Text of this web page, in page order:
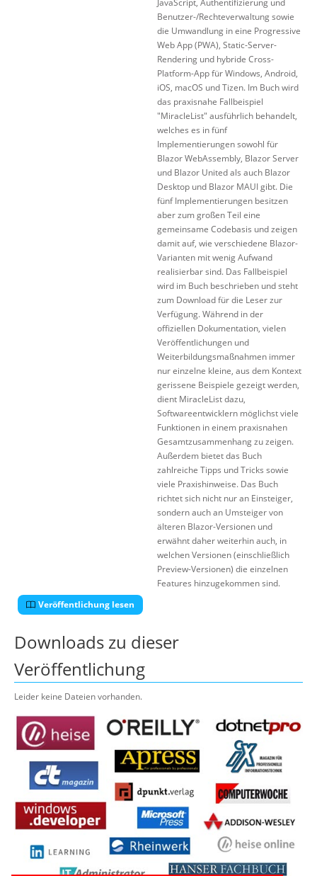
JavaScript, Authentifizierung und
Benutzer-/Rechteverwaltung sowie
die Umwandlung in eine Progressive
Web App (PWA), Static-Server-
Rendering und hybride Cross-
Platform-App für Windows, Android,
iOS, macOS und Tizen. Im Buch wird
das praxisnahe Fallbeispiel
"MiracleList" ausführlich behandelt,
welches es in fünf
Implementierungen sowohl für
Blazor WebAssembly, Blazor Server
und Blazor United als auch Blazor
Desktop und Blazor MAUI gibt. Die
fünf Implementierungen besitzen
aber zum großen Teil eine
gemeinsame Codebasis und zeigen
damit auf, wie verschiedene Blazor-
Varianten mit wenig Aufwand
realisierbar sind. Das Fallbeispiel
wird im Buch beschrieben und steht
zum Download für die Leser zur
Verfügung. Während in der
offiziellen Dokumentation, vielen
Veröffentlichungen und
Weiterbildungsmaßnahmen immer
nur einzelne kleine, aus dem Kontext
gerissene Beispiele gezeigt werden,
dient MiracleList dazu,
Softwareentwicklern möglichst viele
Funktionen in einem praxisnahen
Gesamtzusammenhang zu zeigen.
Außerdem bietet das Buch
zahlreiche Tipps und Tricks sowie
viele Praxishinweise. Das Buch
richtet sich nicht nur an Einsteiger,
sondern auch an Umsteiger von
älteren Blazor-Versionen und
erwähnt daher weiterhin auch, in
welchen Versionen (einschließlich
Preview-Versionen) die einzelnen
Features hinzugekommen sind.
Veröffentlichung lesen
Downloads zu dieser
Veröffentlichung
Leider keine Dateien vorhanden.